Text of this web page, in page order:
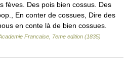
fèves. Des pois bien cossus. Des
En conter de cossues, Dire des
en conte là de bien cossues.
Francaise, 7eme edition (1835)